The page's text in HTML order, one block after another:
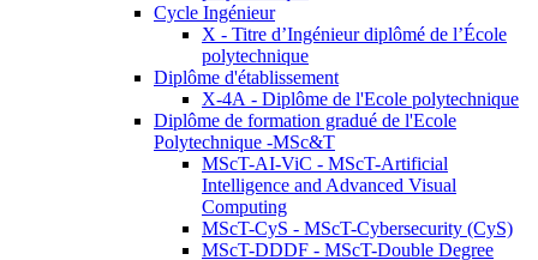
Cycle Ingénieur
X - Titre d’Ingénieur diplômé de l’École
polytechnique
Diplôme d'établissement
X-4A - Diplôme de l'Ecole polytechnique
Diplôme de formation gradué de l'Ecole
Polytechnique -MSc&T
MScT-AI-ViC - MScT-Artificial
Intelligence and Advanced Visual
Computing
MScT-CyS - MScT-Cybersecurity (CyS)
MScT-DDDF - MScT-Double Degree